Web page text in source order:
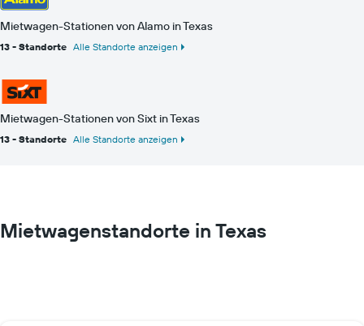
Mietwagen-Stationen von Alamo in Texas
13 - Standorte Alle Standorte anzeigen
Mietwagen-Stationen von Sixt in Texas
13 - Standorte Alle Standorte anzeigen
Mietwagenstandorte in Texas